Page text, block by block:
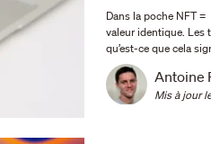
Dans la poche NFT
valeur identique. Les
Antoine
Mis à jour